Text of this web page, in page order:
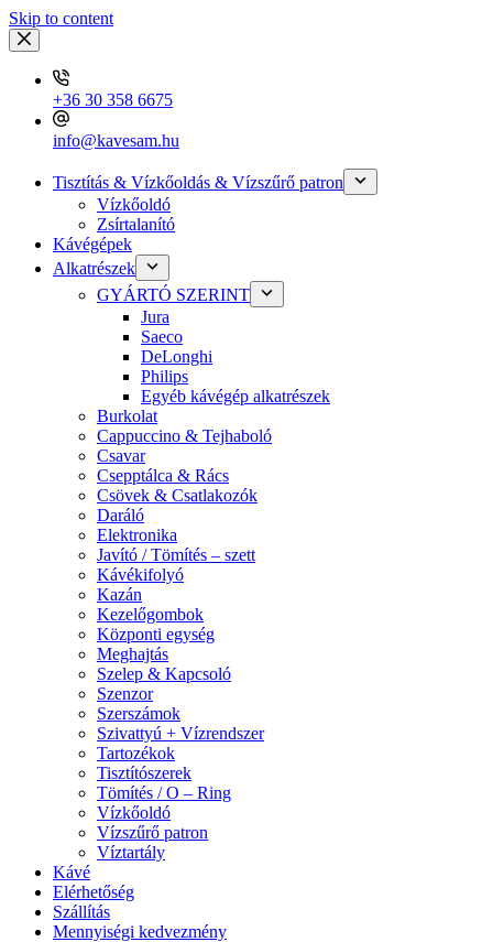
Skip to content
+36 30 358 6675
info@kavesam.hu
Tisztítás & Vízkőoldás & Vízszűrő patron
Vízkőoldó
Zsírtalanító
Kávégépek
Alkatrészek
GYÁRTÓ SZERINT
Jura
Saeco
DeLonghi
Philips
Egyéb kávégép alkatrészek
Burkolat
Cappuccino & Tejhaboló
Csavar
Csepptálca & Rács
Csövek & Csatlakozók
Daráló
Elektronika
Javító / Tömítés – szett
Kávékifolyó
Kazán
Kezelőgombok
Központi egység
Meghajtás
Szelep & Kapcsoló
Szenzor
Szerszámok
Szivattyú + Vízrendszer
Tartozékok
Tisztítószerek
Tömítés / O – Ring
Vízkőoldó
Vízszűrő patron
Víztartály
Kávé
Elérhetőség
Szállítás
Mennyiségi kedvezmény